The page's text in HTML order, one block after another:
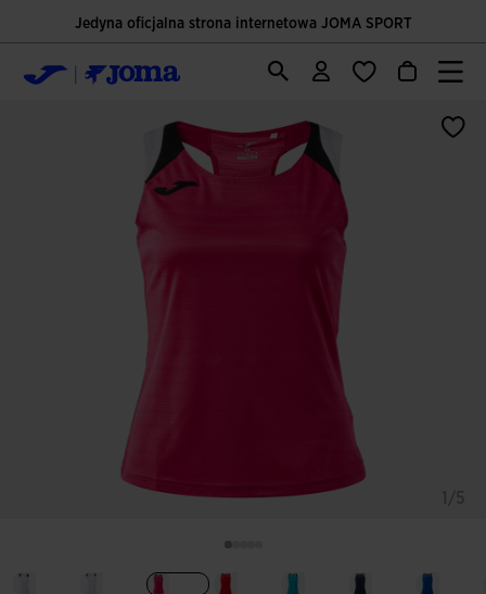
Jedyna oficjalna strona internetowa JOMA SPORT